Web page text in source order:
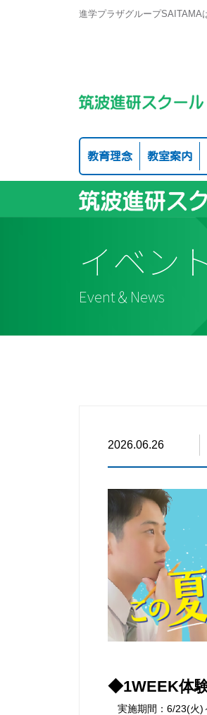
進学プラザグループSAITAMA
教育理念 教室案内
イベン
Event＆News
2026.06.26
◆1WEEK体
実施期間：6/23(火)